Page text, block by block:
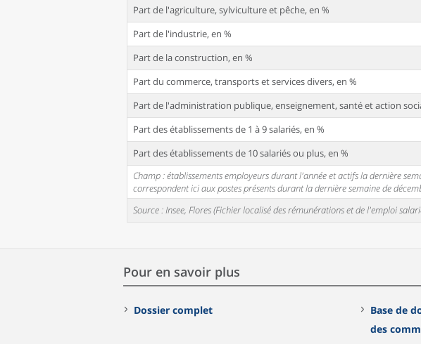
Part de l'agriculture, sylviculture et pêche, en %
Part de l'industrie, en %
Part de la construction, en %
Part du commerce, transports et services divers, en %
Part de l'administration publique, enseignement, santé et action
Part des établissements de 1 à 9 salariés, en %
Part des établissements de 10 salariés ou plus, en %
Champ : établissements employeurs durant l'année et actifs la dernière
correspondent ici aux postes présents durant la dernière semaine de
Source : Insee, Flores (Fichier localisé des rémunérations et de l'emploi
Pour en savoir plus
Dossier complet
Base de
des